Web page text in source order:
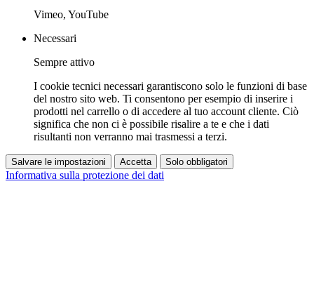
Vimeo, YouTube
Necessari
Sempre attivo
I cookie tecnici necessari garantiscono solo le funzioni di base
del nostro sito web. Ti consentono per esempio di inserire i
prodotti nel carrello o di accedere al tuo account cliente. Ciò
significa che non ci è possibile risalire a te e che i dati
risultanti non verranno mai trasmessi a terzi.
Salvare le impostazioni Accetta Solo obbligatori
Informativa sulla protezione dei dati